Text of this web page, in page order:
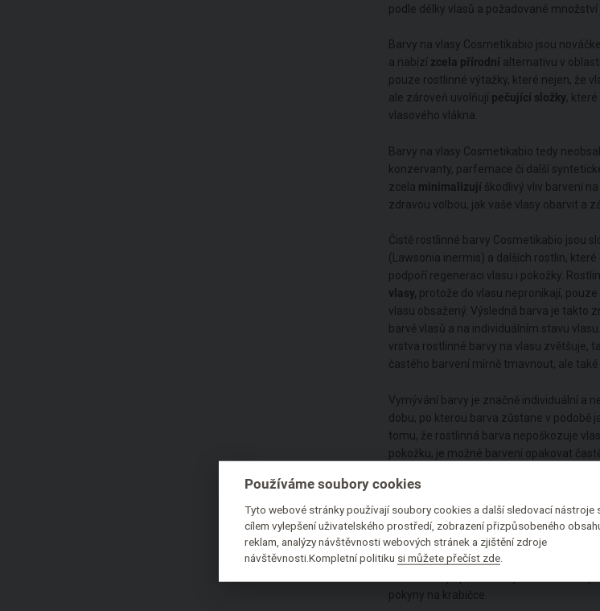
podle délky vlasů a požadované
Barvy na vlasy Cosmetikabio jsou
a nabízí zcela přírodní alternativu v
pouze rostlinné výtažky, které nejen, že
ale zároveň uvolňují pečující složky,
vlasového vlákna.
Barvy na vlasy Cosmetikabio tedy
konzervanty, parfemace či další
zcela minimalizují škodlivý vliv barvení
zdravou volbou, jak vaše vlasy obarvit a
Čistě rostlinné barvy Cosmetikabio jsou
(Lawsonia inermis) a dalších rostlin,
podpoří regeneraci vlasu i pokožky.
vlasy, protože do vlasu nepronikají,
vlasu obsažený. Výsledná barva je takto
barvě vlasů a na individuálním stavu
vrstva rostlinné barvy na vlasu zvětšuje,
častého barvení mírně tmavnout, ale také
Vymývání barvy je značně individuální a
dobu, po kterou barva zůstane v podobě
tomu, že rostlinná barva nepoškozuje
pokožku, je možné barvení opakovat
požadavkům, je možné prakticky ihned
zkorigovat. Rostlinná barvanikdy
tu dosaženou předchozím barvením. V
doporučuje dvoufázové barvení.
pokyny na krabičce.
Používáme soubory cookies
Tyto webové stránky používají soubory cookies a další sledovací nástroje
cílem vylepšení uživatelského prostředí, zobrazení přizpůsobeného
reklam, analýzy návštěvnosti webových stránek a zjištění zdroje
návštěvnosti.Kompletní politiku si můžete přečíst zde